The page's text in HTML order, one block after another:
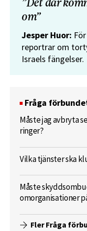
”Det där
om”
Jesper Huor:
reportrar om
Israels fängelser.
Fråga
Måste jag avbryta
ringer?
Vilka tjänster ska
Måste
omorganisationer
Fler Fråga